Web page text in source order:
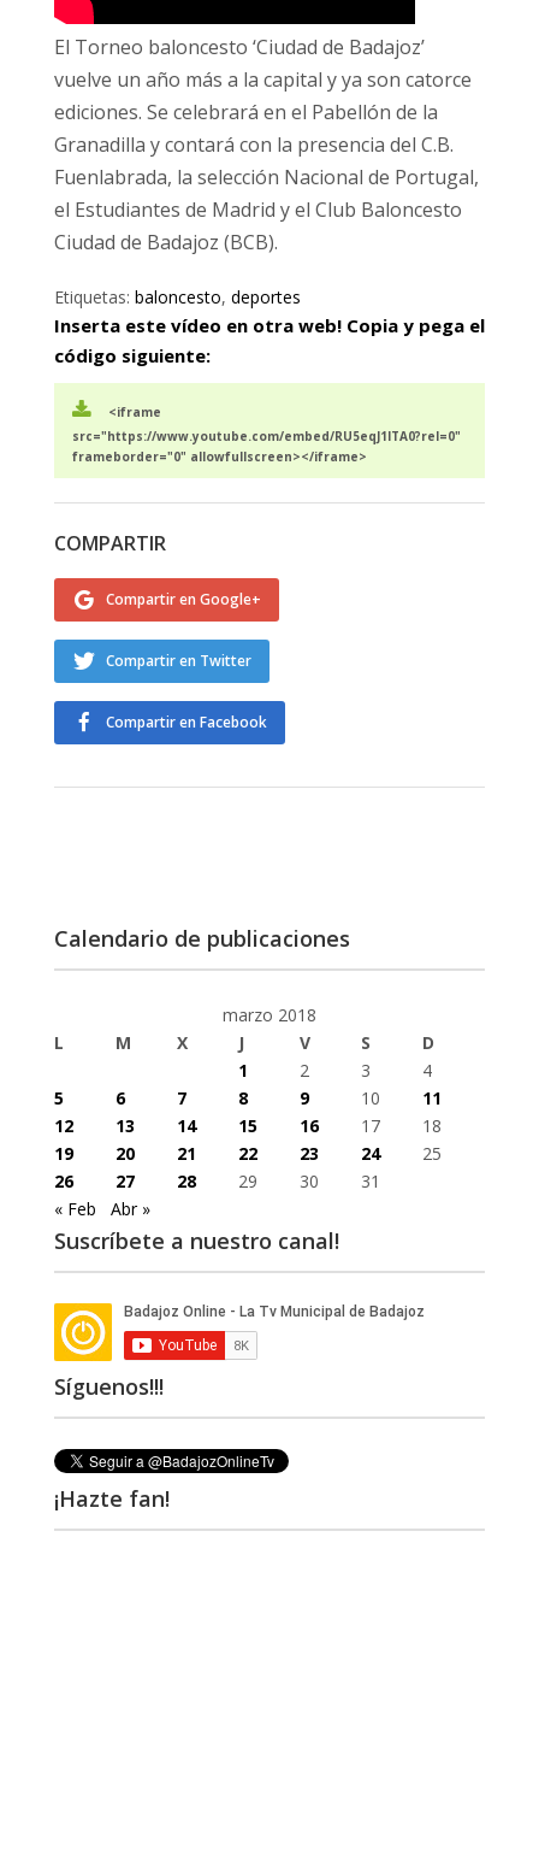
El Torneo baloncesto ‘Ciudad de Badajoz’
vuelve un año más a la capital y ya son catorce
ediciones. Se celebrará en el Pabellón de la
Granadilla y contará con la presencia del C.B.
Fuenlabrada, la selección Nacional de Portugal,
el Estudiantes de Madrid y el Club Baloncesto
Ciudad de Badajoz (BCB).
Etiquetas: baloncesto, deportes
Inserta este vídeo en otra web! Copia y pega el
código siguiente:
<iframe
src="https://www.youtube.com/embed/RU5eqJ1ITA0?rel=0"
frameborder="0" allowfullscreen></iframe>
COMPARTIR
Compartir en Google+
Compartir en Twitter
Compartir en Facebook
Calendario de publicaciones
marzo 2018
L
M X J V S
D
1
2 3
4
5
6 7 8 9 10
11
12
13 14 15 16 17
18
19
20 21 22 23 24
25
26
27 28 29 30
31
« Feb
Abr »
Suscríbete a nuestro canal!
Síguenos!!!
¡Hazte fan!